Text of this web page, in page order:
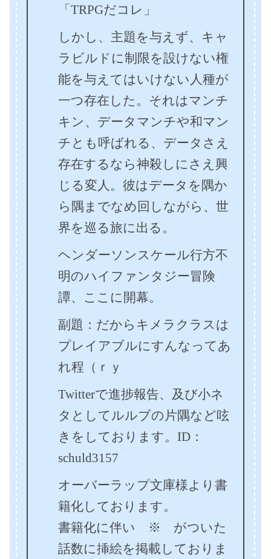
「TRPGだコレ」
しかし、主題を与えず、キャ
ラビルドに制限を設けない権
能を与えてはいけない人種が
一つ存在した。それはマンチ
キン、データマンチや和マン
チとも呼ばれる、データさえ
存在するなら神殺しにさえ興
じる変人。彼はデータを隅か
ら隅までなめ回しながら、世
界を巡る旅に出る。
ヘンダーソンスケール行方不
明のハイファンタジー冒険
譚、ここに開幕。
副題：だからキメラクラスは
プレイアブルにすんなってあ
れ程（ｒｙ
Twitterで進捗報告、及び小ネ
タとしてルルブの片隅など呟
きをしております。ID：
schuld3157
オーバーラップ文庫様より書
籍化しております。
書籍化に伴い ※ がついた
話数に挿絵を掲載しておりま